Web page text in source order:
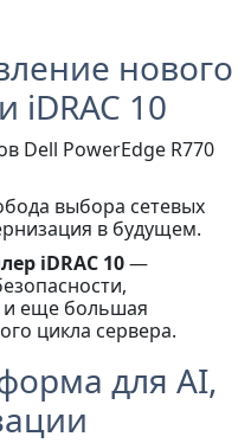
нового
iDRAC 10
Dell PowerEdge R770
выбора сетевых
в будущем.
iDRAC 10—
и еще большая
цикла сервера.
для AI,